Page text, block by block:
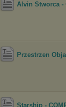
Alvin Stworca -
Przestrzen
Starship -